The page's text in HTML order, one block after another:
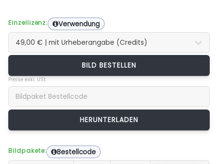
Einzellizenz: Verwendung
BILD BESTELLEN
Preise exkl. USt.
Bildpakete: Bestellcode